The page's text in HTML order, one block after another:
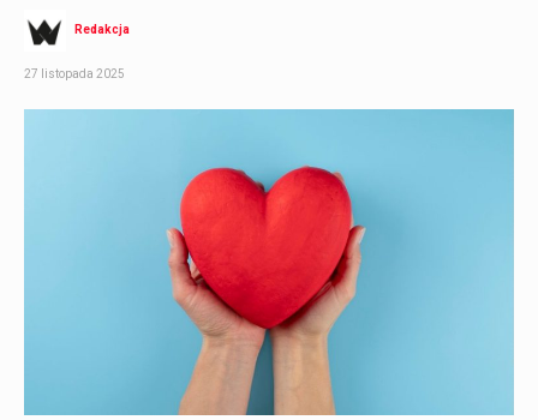
Redakcja
27 listopada 2025